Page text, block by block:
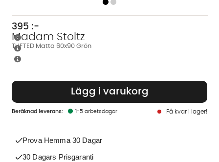
TUFTED Matta 60x90 Grön
Madam Stoltz
395 :-
Lägg i varukorg
1-5 arbetsdagar Få kvar i lager!
Prova Hemma 30 Dagar
30 Dagars Prisgaranti